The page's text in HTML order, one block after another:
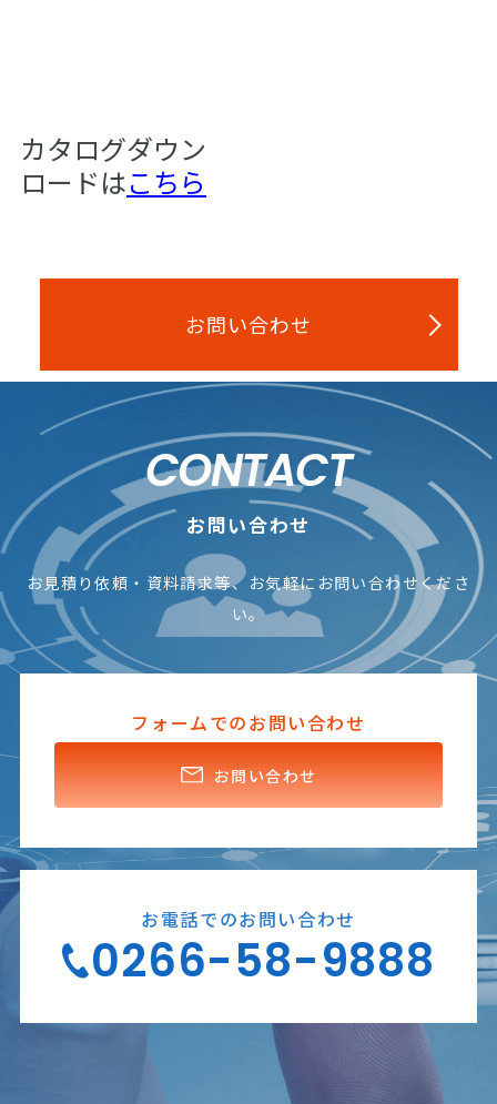
カタログダウン
ロードはこちら
お問い合わせ
CONTACT
お問い合わせ
お見積り依頼・資料請求等、お気軽にお問い合わせくださ
い。
フォームでのお問い合わせ
お問い合わせ
お電話でのお問い合わせ
0266-58-9888